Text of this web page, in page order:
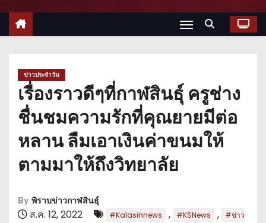
ข่าวประจำวัน
เรื่องราวดีๆที่กาฬสินธุ์ ครูช่าง
ชื่นชมความรักที่คุณยายมีต่อ
หลาน ลืมเอาเงินค่าขนมให้
ตามมาให้ถึงวิทยาลัย
By พิราบข่าวกาฬสินธุ์
ส.ค. 12, 2022 #Kalasinnews , #KSNews ,
#ข่าว